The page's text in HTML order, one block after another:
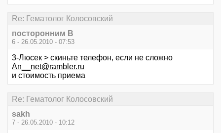
Re: Гематолог Колосовский
посторонним В
6 - 26.05.2010 - 07:53
3-Люсек > скиньте телефон, если не сложно
An__net@rambler.ru
и стоимость приема
Re: Гематолог Колосовский
sakh
7 - 26.05.2010 - 10:12